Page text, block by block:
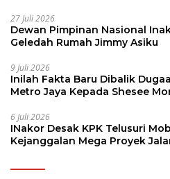
27 Juli 2026
Dewan Pimpinan Nasional
Geledah Rumah Jimmy Asiku
9 Juli 2026
Inilah Fakta Baru Dibalik
Metro Jaya Kepada Shesee
6 Juli 2026
INakor Desak KPK Telusuri
Kejanggalan Mega Proyek